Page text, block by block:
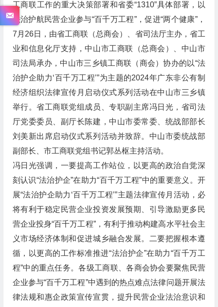
工商联工作的重大决策部署和省委“1310”具体部署，以
法治护航民营企业参与“百千万工程”，促进“两个健康”，
7月26日，由省工商联（总商会）、省司法厅主办，省工
业和信息化厅支持，中山市工商联（总商会）、中山市
司法局承办，中山市三乡镇工商联（商会）协办的以“法
治护企助力‘百千万工程’”为主题的2024年广东非公有制
经济组织法律宣传月启动仪式系列活动在中山市三乡镇
举行。省工商联党组成员、专职副主席冯日光，省司法
厅党委委员、副厅长陈建，中山市委常委、统战部部长
刘美新出席启动仪式系列活动并致辞。中山市委统战部
副部长、市工商联党组书记郭丛枢主持活动。
冯日光强调，一要提高工作站位，以更高的政治自觉深
刻认识“法治护企”在助力“百千万工程”中的重要意义。开
展“法治护企助力‘百千万工程’”主题法律宣传月活动，必
将有利于稳定民营企业投资发展预期、引导激励更多民
营企业投身“百千万工程”，有利于推动构建高水平社会主
义市场经济体制和促进城乡融合发展。二要把握根本遵
循，以更高的工作标准推进“法治护企”在助力“百千万工
程”中的重点任务。各级工商联、各商会协会要聚焦民营
企业参与“百千万工程”中遇到的热点难点法律问题开展法
律法规和惠企政策宣传宣贯，提升民营企业法治意识和